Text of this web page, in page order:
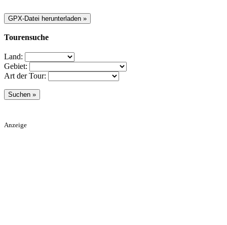
Tourensuche
Land:
Gebiet:
Art der Tour:
Anzeige